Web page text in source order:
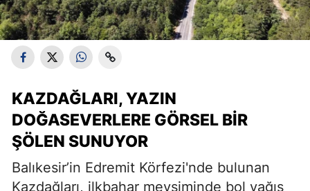
KAZDAĞLARI, YAZIN
DOĞASEVERLERE GÖRSEL BIR
ŞÖLEN SUNUYOR
Balıkesir’in Edremit Körfezi'nde bulunan
Kazdağları, ilkbahar mevsiminde bol yağış